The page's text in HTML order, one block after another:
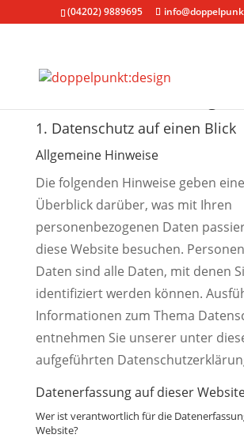
(04202) 9889695
1. Datenschutz auf einen Blick
Allgemeine Hinweise
Die folgenden Hinweise geben
Überblick darüber, was mit Ihren
personenbezogenen Daten
diese Website besuchen.
Daten sind alle Daten, mit denen
identifiziert werden können.
Informationen zum Thema
entnehmen Sie unserer unter
aufgeführten
Datenerfassung auf dieser
Wer ist verantwortlich für die
Website?